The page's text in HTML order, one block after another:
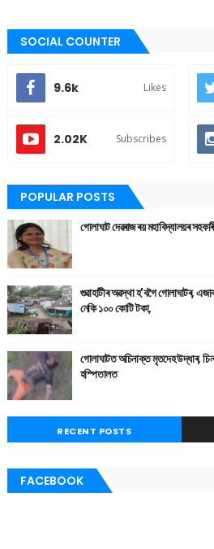
SOCIAL COUNTER
9.6k Likes
2.02K Subscribes
POPULAR POSTS
গোলাঘাট দেৱৰাজ ৰয় মহাবিদ্যালয়ৰ
গুৱাহাটীৰ অৱস্থা হ'বগৈ গোলাঘাটৰ,
নেকি ১০০ কোটি টকা,
গোলাঘাটত অচিনাক্ত মৃতদেহ উদ্ধাৰ,
হস্পিতালত
RECENT POSTS
FACEBOOK